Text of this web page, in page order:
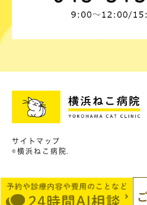
サイトマップ
©横浜ねこ病院.